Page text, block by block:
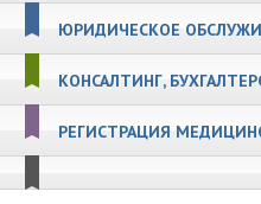
ЮРИДИЧЕСКОЕ
КОНСАЛТИНГ,
РЕГИСТРАЦИЯ